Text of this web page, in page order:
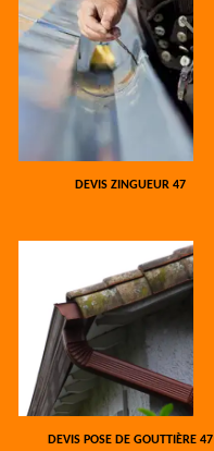
DEVIS ZINGUEUR 47
DEVIS POSE DE GOUTTIÈRE 47